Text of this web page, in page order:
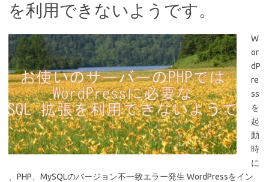
を利用できないようです。
W
or
dP
re
ss
を
起
動
時
に
、PHP、MySQLのバージョン不一致エラー発生 WordPressをイン